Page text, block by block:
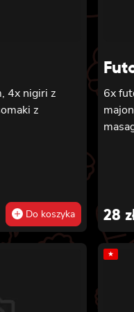
sałatą 6x futomaki z
w
sałatą
4x nigiri z
z
Do koszyka
6x
28
★